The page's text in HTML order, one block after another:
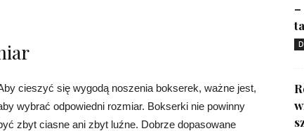
cieszyć się wygodą noszenia bokserek, ważne jest,
wybrać odpowiedni rozmiar. Bokserki nie powinny
zbyt ciasne ani zbyt luźne. Dobrze dopasowane